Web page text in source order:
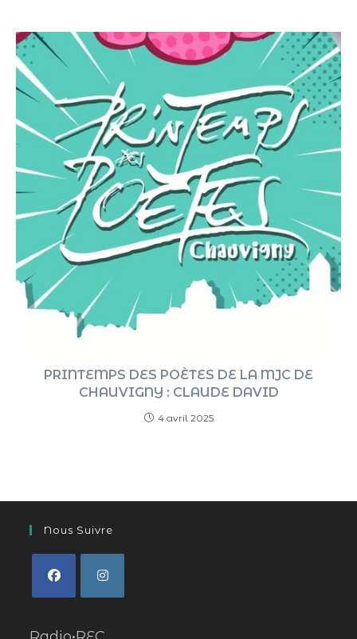
PRINTEMPS DES POÈTES DE LA MJC DE
CHAUVIGNY : CLAUDE DAVID
4 avril 2025
Nous Suivre